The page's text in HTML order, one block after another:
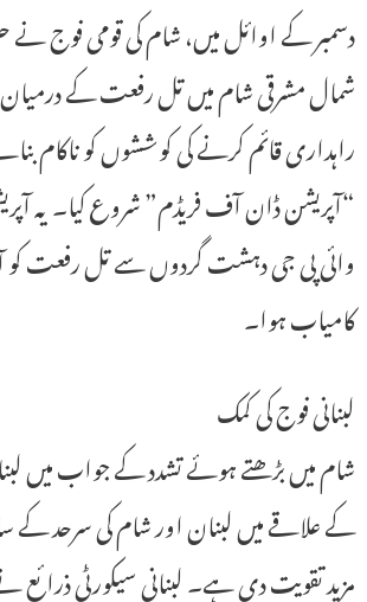
دسمبر کے اوائل میں، شام کی قومی فوج
شمال مشرقی شام میں تل رفعت کے
راہداری قائم کرنے کی کوششوں کو ناکام
“آپریشن ڈان آف فریڈم” شروع کیا۔ یہ
وائی پی جی دہشت گردوں سے تل رفعت کو
کامیاب ہوا۔
لبنانی فوج کی کمک
شام میں بڑھتے ہوئے تشدد کے جواب میں
کے علاقے میں لبنان اور شام کی سرحد کے
مزید تقویت دی ہے۔ لبنانی سیکورٹی ذرائع